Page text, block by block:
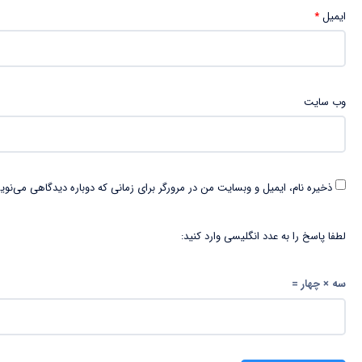
ایمیل*
وب‌ سایت
ذخیره نام، ایمیل و وبسایت من در مرورگر برای زمانی که دوباره دیدگاهی
لطفا پاسخ را به عدد انگلیسی وارد کنید:
سه × چهار =